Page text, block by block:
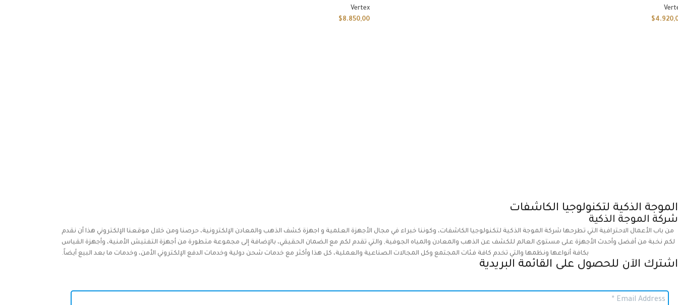
$
Vertex
$8.850,00
الموجة الذكية لتكنولوجيا الكاشفات
شركة الموجة الذكية
من باب الأعمال الاحترافية التي تطرحها شركة الموجة الذكية لتكنولوجيا الكاشفات، وكوننا خبراء في مجال الأجهزة العلمية و اجهزة كشف الذهب والمعادن الإلكترونية، حرصنا ومن خلال موقعنا الإلكتروني هذا أن نقدم
لكم نخبة من أفضل وأحدث الأجهزة على مستوى العالم للكشف عن الذهب والمعادن والمياه الجوفية, والتي تقدم لكم مع الضمان الحقيقي، بالإضافة إلى مجموعة متطورة من أجهزة التفتيش الأمنية، وأجهزة القياس
بكافة أنواعها ونظمها والتي تخدم كافة فئات المجتمع وكل المجالات الصناعية والعملية، كل هذا وأكثر مع خدمات شحن دولية وخدمات الدفع الإلكتروني الأمن، وخدمات ما بعد البيع أيضاً.
اشترك الآن للحصول على القائمة البريدية